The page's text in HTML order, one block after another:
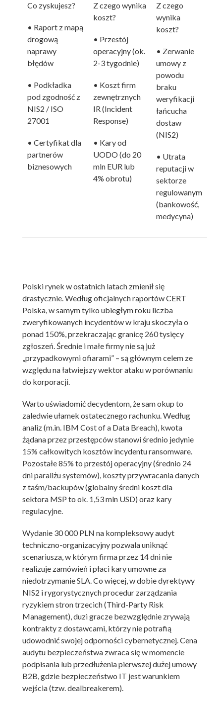
Co zyskujesz?
• Raport z mapą
drogową
naprawy
błędów
• Podkładka
pod zgodność z
NIS2 / ISO
27001
• Certyfikat dla
partnerów
biznesowych
Z czego wynika
koszt?
• Przestój
operacyjny (ok.
2-3 tygodnie)
• Koszt firm
zewnętrznych
IR (Incident
Response)
• Kary od
UODO (do 20
mln EUR lub
4% obrotu)
Z czego
wynika
koszt?
• Zerwanie
umowy z
powodu
braku
weryfikacji
łańcucha
dostaw
(NIS2)
• Utrata
reputacji w
sektorze
regulowanym
(bankowość,
medycyna)
Polski rynek w ostatnich latach zmienił się
drastycznie. Według oficjalnych raportów CERT
Polska, w samym tylko ubiegłym roku liczba
zweryfikowanych incydentów w kraju skoczyła o
ponad 150%, przekraczając granicę 260 tysięcy
zgłoszeń. Średnie i małe firmy nie są już
„przypadkowymi ofiarami” – są głównym celem ze
względu na łatwiejszy wektor ataku w porównaniu
do korporacji.
Warto uświadomić decydentom, że sam okup to
zaledwie ułamek ostatecznego rachunku. Według
analiz (m.in. IBM Cost of a Data Breach), kwota
żądana przez przestępców stanowi średnio jedynie
15% całkowitych kosztów incydentu ransomware.
Pozostałe 85% to przestój operacyjny (średnio 24
dni paraliżu systemów), koszty przywracania danych
z taśm/backupów (globalny średni koszt dla
sektora MSP to ok. 1,53 mln USD) oraz kary
regulacyjne.
Wydanie 30 000 PLN na kompleksowy audyt
techniczno-organizacyjny pozwala uniknąć
scenariusza, w którym firma przez 14 dni nie
realizuje zamówień i płaci kary umowne za
niedotrzymanie SLA. Co więcej, w dobie dyrektywy
NIS2 i rygorystycznych procedur zarządzania
ryzykiem stron trzecich (Third-Party Risk
Management), duzi gracze bezwzględnie zrywają
kontrakty z dostawcami, którzy nie potrafią
udowodnić swojej odporności cybernetycznej. Cena
audytu bezpieczeństwa zwraca się w momencie
podpisania lub przedłużenia pierwszej dużej umowy
B2B, gdzie bezpieczeństwo IT jest warunkiem
wejścia (tzw. dealbreakerem).